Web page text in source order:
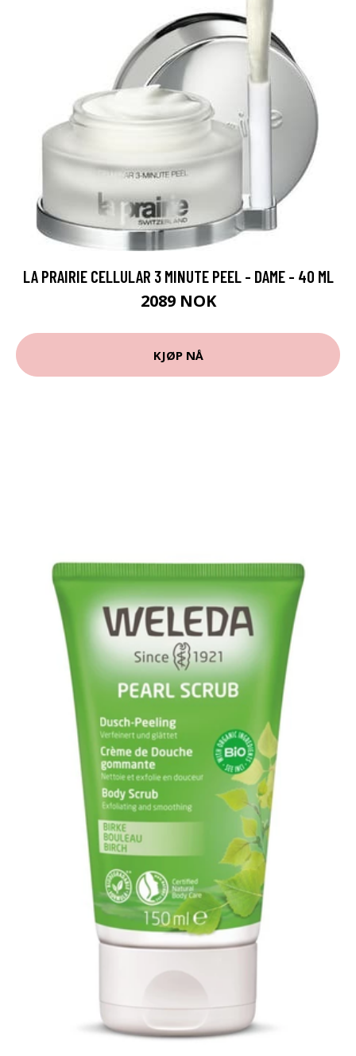
LA PRAIRIE CELLULAR 3 MINUTE PEEL - DAME - 40 ML
2089 NOK
KJØP NÅ